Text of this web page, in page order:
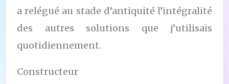
a relégué au stade d’antiquité l’intégralité
des autres solutions que j’utilisais
quotidiennement.
Constructeur